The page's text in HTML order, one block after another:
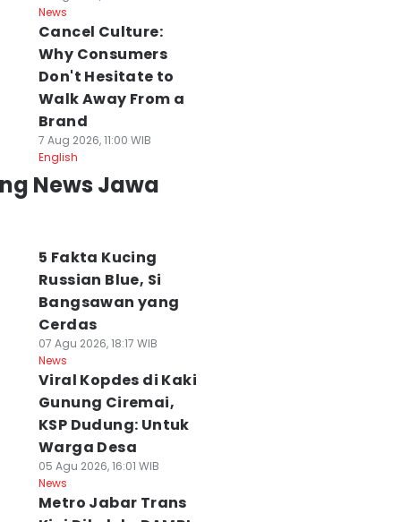
News
Cancel Culture:
Why Consumers
Don't Hesitate to
Walk Away From a
Brand
7 Aug 2026, 11:00 WIB
English
News Jawa
5 Fakta Kucing
Russian Blue, Si
Bangsawan yang
Cerdas
07 Agu 2026, 18:17 WIB
News
Viral Kopdes di Kaki
Gunung Ciremai,
KSP Dudung: Untuk
Warga Desa
05 Agu 2026, 16:01 WIB
News
Metro Jabar Trans